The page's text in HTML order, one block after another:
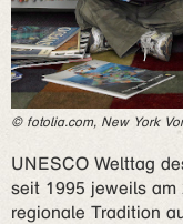
© fotolia.com, New York
UNESCO Welttag
seit 1995 jeweils am
regionale Tradition